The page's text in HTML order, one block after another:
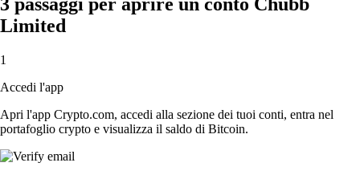
Limited
1
Accedi l'app
Apri l'app Crypto.com, accedi alla sezione dei tuoi conti, entra nel
portafoglio crypto e visualizza il saldo di Bitcoin.